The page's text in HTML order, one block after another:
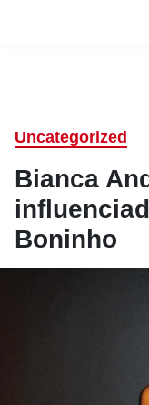
Uncategorized
Bianca
Boninho